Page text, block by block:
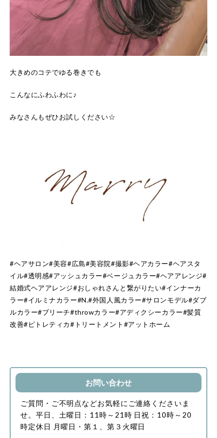
大きめのコテでゆる巻きでも
こんなにふわふわに♪
みなさんもぜひお試しください☆
#ヘアサロン#美容#広島#美容院#撮影#ヘアカラー#ヘアスタ
イル#透明感#アッシュカラー#ベージュカラー#ヘアアレンジ#
結婚式ヘアアレンジ#おしゃれさんと繋がりたい#インナーカ
ラー#イルミナカラー#N.#外国人風カラー#サロンモデル#ダブ
ルカラー#ブリーチ#throwカラー#アディクシーカラー#髪質
改善#ピトレティカ# トリートメント #アットホーム
お問い合わせ
ご質問・ご不明点などお気軽にご連絡くださいま
せ。 平日、土曜日：11時～21時 日祝：10時～20
時定休日 月曜日・第１、第３火曜日